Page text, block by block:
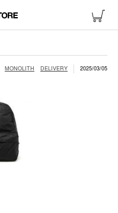
MONOLITH DELIVERY 2025/03/05